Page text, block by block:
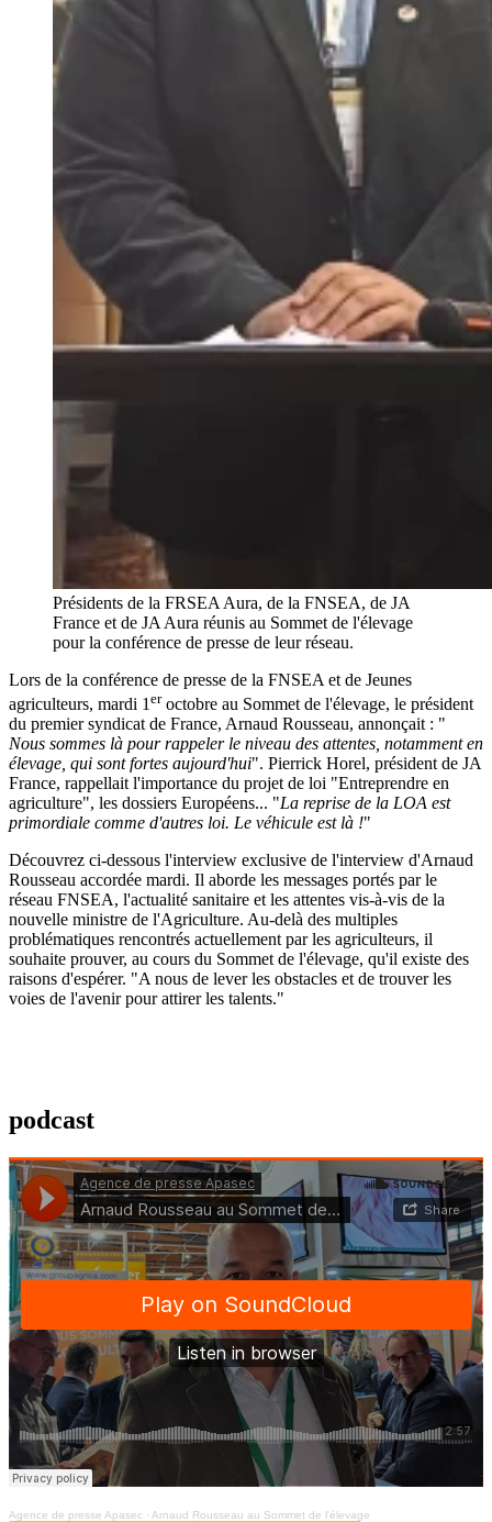
Présidents de la FRSEA Aura, de la FNSEA, de JA
France et de JA Aura réunis au Sommet de l'élevage
pour la conférence de presse de leur réseau.
Lors de la conférence de presse de la FNSEA et de Jeunes
agriculteurs, mardi 1 eroctobre au Sommet de l'élevage, le président
du premier syndicat de France, Arnaud Rousseau, annonçait : "
Nous sommes là pour rappeler le niveau des attentes, notamment en
élevage, qui sont fortes aujourd'hui". Pierrick Horel, président de JA
France, rappellait l'importance du projet de loi "Entreprendre en
agriculture", les dossiers Européens... "La reprise de la LOA est
primordiale comme d'autres loi. Le véhicule est là !"
Découvrez ci-dessous l'interview exclusive de l'interview d'Arnaud
Rousseau accordée mardi. Il aborde les messages portés par le
réseau FNSEA, l'actualité sanitaire et les attentes vis-à-vis de la
nouvelle ministre de l'Agriculture. Au-delà des multiples
problématiques rencontrés actuellement par les agriculteurs, il
souhaite prouver, au cours du Sommet de l'élevage, qu'il existe des
raisons d'espérer. "A nous de lever les obstacles et de trouver les
voies de l'avenir pour attirer les talents."
podcast
Agence de presse Apasec · Arnaud Rousseau au Sommet de l'élevage